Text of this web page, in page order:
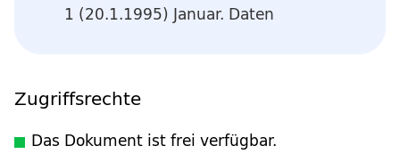
1 (20.1.1995) Januar. Daten
Zugriffsrechte
Das Dokument ist frei verfügbar.